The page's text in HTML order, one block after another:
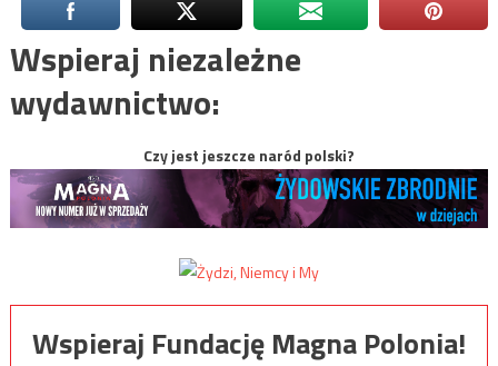
Wspieraj niezależne
wydawnictwo:
Czy jest jeszcze naród polski?
Wspieraj Fundację Magna Polonia!